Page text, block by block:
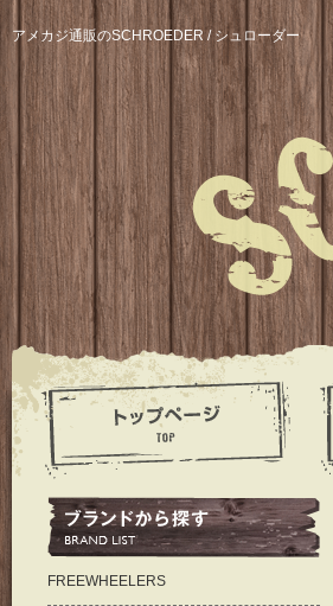
アメカジ通販のSCHROEDER / シュローダー
FREEWHEELERS